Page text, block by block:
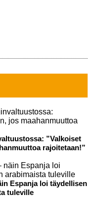
”Valkoiset
rajoitetaan!”
Espanja loi täydellisen
tuleville